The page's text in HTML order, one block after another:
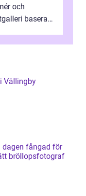
och
baserat
Vällingby
dagen fångad för
bröllopsfotograf